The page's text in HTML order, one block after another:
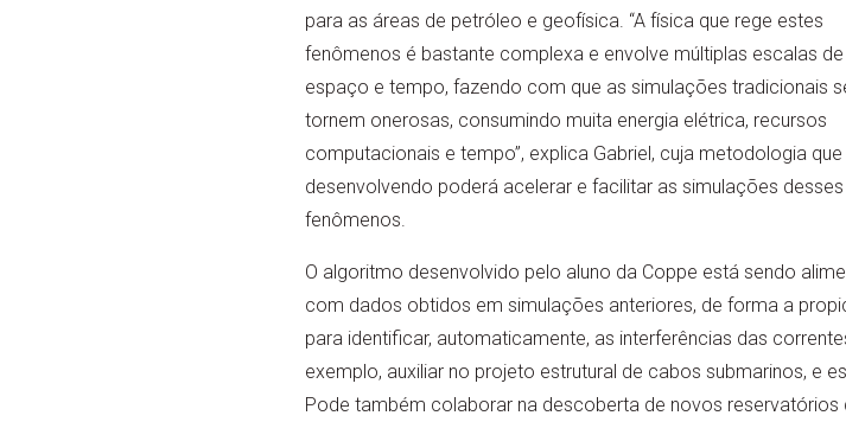
para as áreas de petróleo e geofísica. “A física que rege estes
fenômenos é bastante complexa e envolve múltiplas escalas de
espaço e tempo, fazendo com que as simulações tradicionais
tornem onerosas, consumindo muita energia elétrica, recursos
computacionais e tempo”, explica Gabriel, cuja metodologia
desenvolvendo poderá acelerar e facilitar as simulações desses
fenômenos.
O algoritmo desenvolvido pelo aluno da Coppe está sendo
com dados obtidos em simulações anteriores, de forma a
para identificar, automaticamente, as interferências das
exemplo, auxiliar no projeto estrutural de cabos submarinos, e
Pode também colaborar na descoberta de novos